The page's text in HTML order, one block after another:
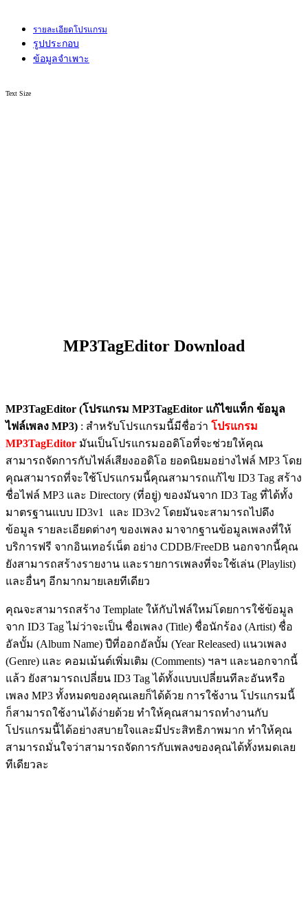
รายละเอียดโปรแกรม
รูปประกอบ
ข้อมูลจำเพาะ
Text Size
MP3TagEditor Download
MP3TagEditor (โปรแกรม MP3TagEditor แก้ไขแท็ก ข้อมูล
ไฟล์เพลง MP3) : สำหรับโปรแกรมนี้มีชื่อว่า โปรแกรม
MP3TagEditor มันเป็นโปรแกรมออดิโอที่จะช่วยให้คุณ
สามารถจัดการกับไฟล์เสียงออดิโอ ยอดนิยมอย่างไฟล์ MP3 โดย
คุณสามารถที่จะใช้โปรแกรมนี้คุณสามารถแก้ไข ID3 Tag สร้าง
ชื่อไฟล์ MP3 และ Directory (ที่อยู่) ของมันจาก ID3 Tag ที่ได้ทั้ง
มาตรฐานแบบ ID3v1 และ ID3v2 โดยมันจะสามารถไปดึง
ข้อมูล รายละเอียดต่างๆ ของเพลง มาจากฐานข้อมูลเพลงที่ให้
บริการฟรี จากอินเทอร์เน็ต อย่าง CDDB/FreeDB นอกจากนี้คุณ
ยังสามารถสร้างรายงาน และรายการเพลงที่จะใช้เล่น (Playlist)
และอื่นๆ อีกมากมายเลยทีเดียว
คุณจะสามารถสร้าง Template ให้กับไฟล์ใหม่โดยการใช้ข้อมูล
จาก ID3 Tag ไม่ว่าจะเป็น ชื่อเพลง (Title) ชื่อนักร้อง (Artist) ชื่อ
อัลบั้ม (Album Name) ปีที่ออกอัลบั้ม (Year Released) แนวเพลง
(Genre) และ คอมเม้นต์เพิ่มเติม (Comments) ฯลฯ และนอกจากนี้
แล้ว ยังสามารถเปลี่ยน ID3 Tag ได้ทั้งแบบเปลี่ยนทีละอันหรือ
เพลง MP3 ทั้งหมดของคุณเลยก็ได้ด้วย การใช้งาน โปรแกรมนี้
ก็สามารถใช้งานได้ง่ายด้วย ทำให้คุณสามารถทำงานกับ
โปรแกรมนี้ได้อย่างสบายใจและมีประสิทธิภาพมาก ทำให้คุณ
สามารถมั่นใจว่าสามารถจัดการกับเพลงของคุณได้ทั้งหมดเลย
ทีเดียวละ